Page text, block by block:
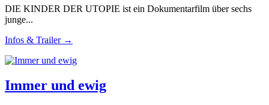
DIE KINDER DER UTOPIE ist ein Dokumentarfilm über sechs
junge...
Infos & Trailer →
Immer und ewig